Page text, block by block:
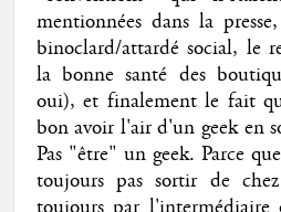
mentionnées dans la
binoclard/attardé social, le
la bonne santé des
oui), et finalement le fait
bon avoir l'air d'un geek en
Pas "être" un geek. Parce
toujours pas sortir de